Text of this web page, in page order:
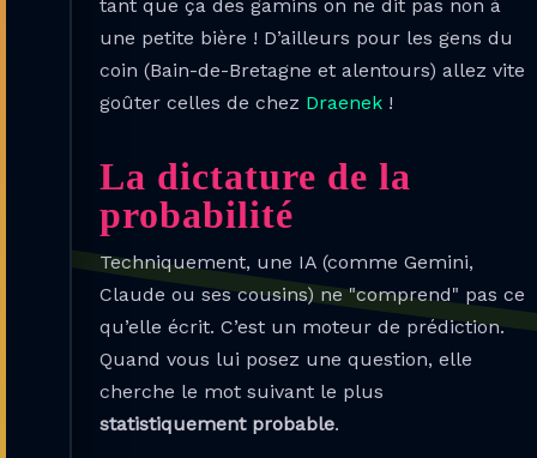
tant que ça des gamins on ne dit pas non à
une petite bière ! D’ailleurs pour les gens du
coin (Bain-de-Bretagne et alentours) allez vite
goûter celles de chez Draenek !
La dictature de la
probabilité
Techniquement, une IA (comme Gemini,
Claude ou ses cousins) ne "comprend" pas ce
qu’elle écrit. C’est un moteur de prédiction.
Quand vous lui posez une question, elle
cherche le mot suivant le plus
statistiquement probable.